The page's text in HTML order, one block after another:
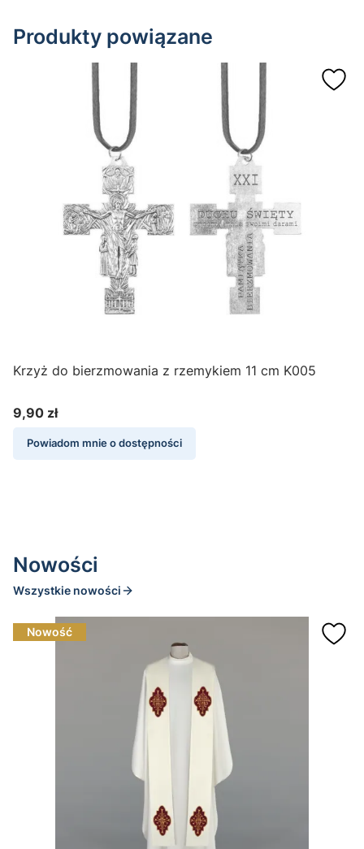
Produkty powiązane
Krzyż do bierzmowania z rzemykiem 11 cm K005
Cena
9,90 zł
Powiadom mnie o dostępności
Nowości
Wszystkie nowości
Nowość